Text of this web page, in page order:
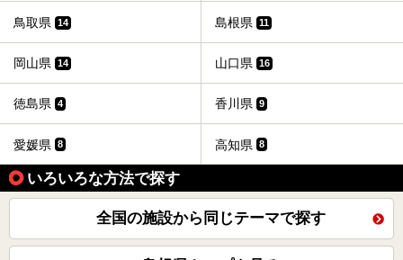
鳥取県 14 島根県 11
岡山県 14 山口県 16
徳島県 4 香川県 9
愛媛県 8 高知県 8
いろいろな方法で探す
全国の施設から同じテーマで探す